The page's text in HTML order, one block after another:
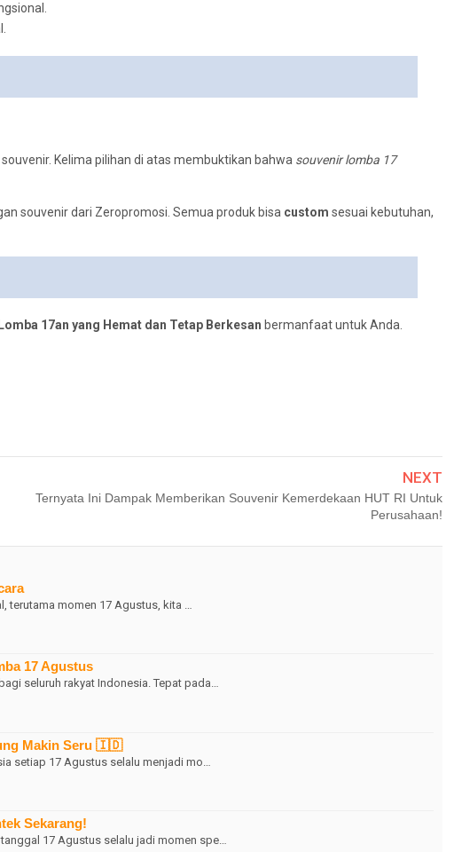
Kelima pilihan di atas membuktikan bahwa souvenir lomba 17
souvenir dari Zeropromosi. Semua produk bisa custom sesuai kebutuhan,
17an yang Hemat dan Tetap Berkesan bermanfaat untuk Anda.
NEXT
Ternyata Ini Dampak Memberikan Souvenir Kemerdekaan HUT RI Untuk
Perusahaan!
momen 17 Agustus, kita …
17 Agustus
seluruh rakyat Indonesia. Tepat pada…
Makin Seru 🇮🇩
setiap 17 Agustus selalu menjadi mo…
Sekarang!
17 Agustus selalu jadi momen spe…